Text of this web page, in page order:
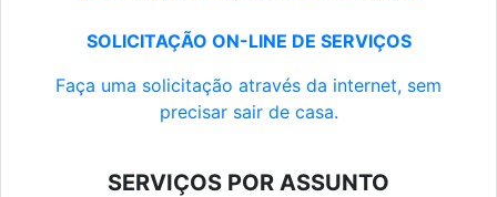
SOLICITAÇÃO ON-LINE DE SERVIÇOS
Faça uma solicitação através da internet, sem
precisar sair de casa.
SERVIÇOS POR ASSUNTO